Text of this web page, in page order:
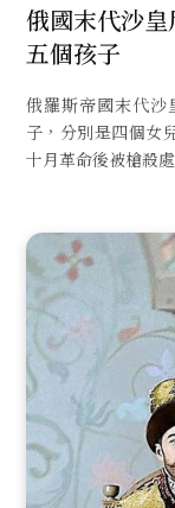
俄國末代沙
五個孩子
俄羅斯帝國末代沙
子，分別是四個女
十月革命後被槍殺處